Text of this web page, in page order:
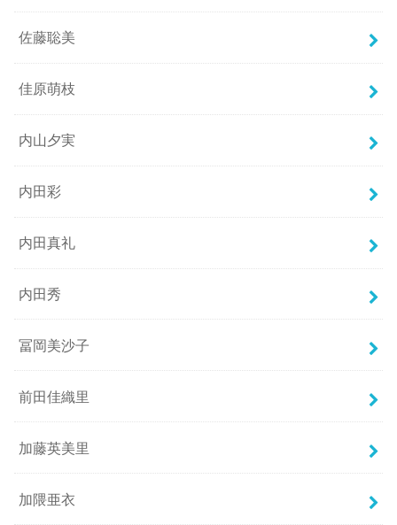
佐藤聡美
佳原萌枝
内山夕実
内田彩
内田真礼
内田秀
冨岡美沙子
前田佳織里
加藤英美里
加隈亜衣